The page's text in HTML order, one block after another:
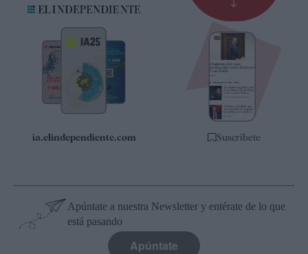
Quiénes somos
Especificaciones
ia.elindependiente.com Suscríbete
Apúntate a nuestra Newsletter y entérate de lo que
está pasando
Apúntate